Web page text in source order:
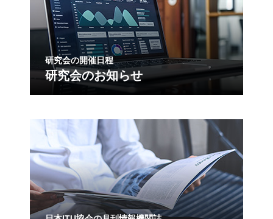
研究会の開催日程
研究会のお知らせ